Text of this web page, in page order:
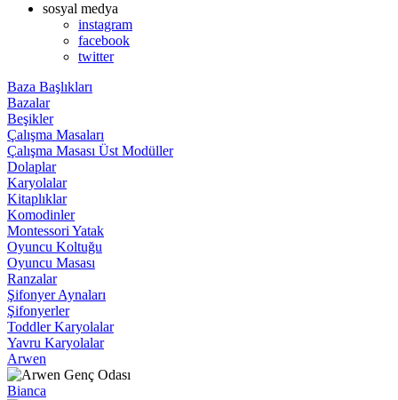
sosyal medya
instagram
facebook
twitter
Baza Başlıkları
Bazalar
Beşikler
Çalışma Masaları
Çalışma Masası Üst Modüller
Dolaplar
Karyolalar
Kitaplıklar
Komodinler
Montessori Yatak
Oyuncu Koltuğu
Oyuncu Masası
Ranzalar
Şifonyer Aynaları
Şifonyerler
Toddler Karyolalar
Yavru Karyolalar
Arwen
Bianca